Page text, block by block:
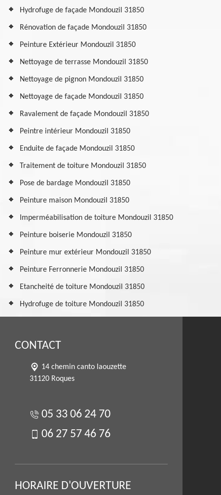
Hydrofuge de façade Mondouzil 31850
Rénovation de façade Mondouzil 31850
Peinture Extérieur Mondouzil 31850
Nettoyage de terrasse Mondouzil 31850
Nettoyage de pignon Mondouzil 31850
Nettoyage de façade Mondouzil 31850
Ravalement de façade Mondouzil 31850
Peintre intérieur Mondouzil 31850
Enduite de façade Mondouzil 31850
Traitement de toiture Mondouzil 31850
Pose de bardage Mondouzil 31850
Peinture maison Mondouzil 31850
Imperméabilisation de toiture Mondouzil 31850
Peinture boiserie Mondouzil 31850
Peinture mur extérieur Mondouzil 31850
Peinture Ferronnerie Mondouzil 31850
Etancheité de toiture Mondouzil 31850
Hydrofuge de toiture Mondouzil 31850
CONTACT
14 chemin canto laouzette
31120 Roques
05 33 06 24 70
06 27 57 46 76
HORAIRE D'OUVERTURE